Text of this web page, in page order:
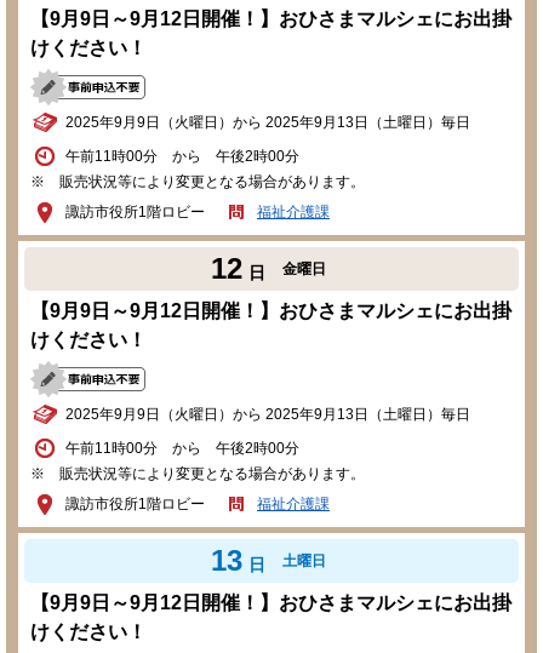
【9月9日～9月12日開催！】おひさまマルシェにお出掛
けください！
2025年9月9日（火曜日）から 2025年9月13日（土曜日）毎日
午前11時00分 から 午後2時00分
※ 販売状況等により変更となる場合があります。
諏訪市役所1階ロビー
福祉介護課
12 日 金曜日
【9月9日～9月12日開催！】おひさまマルシェにお出掛
けください！
2025年9月9日（火曜日）から 2025年9月13日（土曜日）毎日
午前11時00分 から 午後2時00分
※ 販売状況等により変更となる場合があります。
諏訪市役所1階ロビー
福祉介護課
13 日 土曜日
【9月9日～9月12日開催！】おひさまマルシェにお出掛
けください！